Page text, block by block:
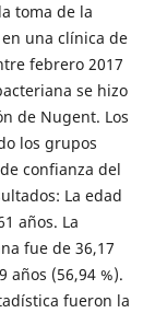
toma de la
una clínica de
febrero 2017
se hizo
de Nugent. Los
los grupos
confianza del
La edad
años. La
fue de 36,17
años (56,94 %).
fueron la